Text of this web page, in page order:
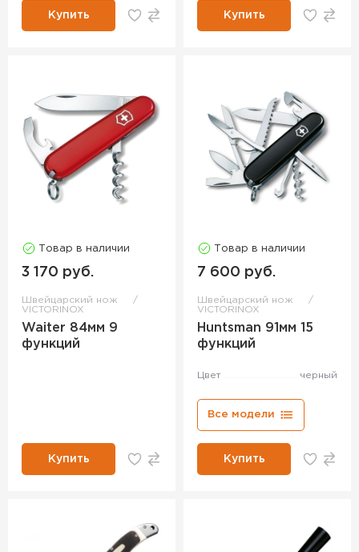
Купить Купить
Товар в наличии
3 170 руб.
Швейцарский нож
VICTORINOX
Waiter 84мм 9
функций
Купить
Товар в наличии
7 600 руб.
Швейцарский нож
VICTORINOX
Huntsman 91мм 15
функций
Цвет черный
Все модели
Купить